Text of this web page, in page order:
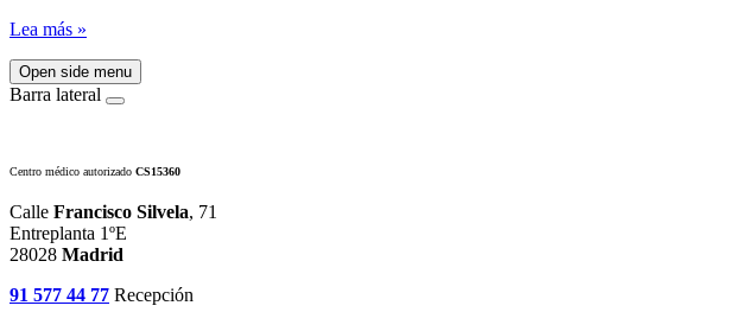
Lea más »
Open side menu
Barra lateral
Centro médico autorizado CS15360
Calle Francisco Silvela, 71
Entreplanta 1ºE
28028 Madrid
91 577 44 77 Recepción